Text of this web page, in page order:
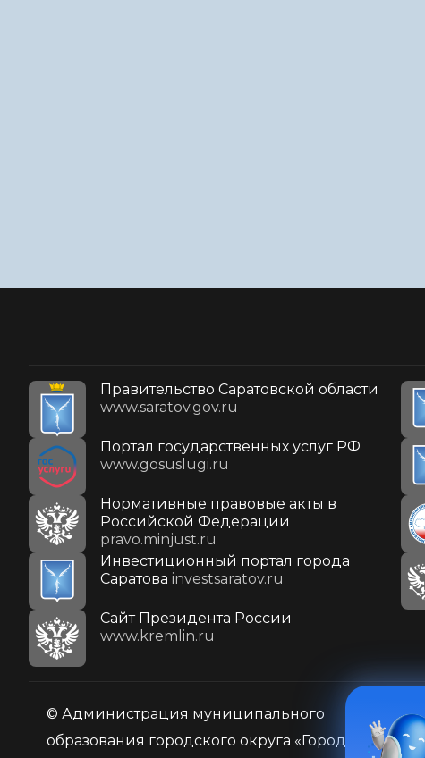
Правительство Саратовской области
www.saratov.gov.ru
Портал государственных услуг РФ
www.gosuslugi.ru
Нормативные правовые акты в
Российской Федерации
pravo.minjust.ru
Инвестиционный портал города
Саратова investsaratov.ru
Cайт Президента России
www.kremlin.ru
© Администрация муниципального
образования городского округа «Город